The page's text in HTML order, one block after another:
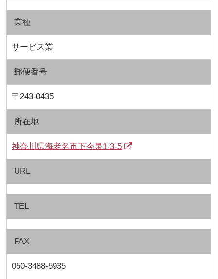
業種
サービス業
郵便番号
〒243-0435
所在地
神奈川県海老名市下今泉1-3-5
URL
TEL
FAX
050-3488-5935